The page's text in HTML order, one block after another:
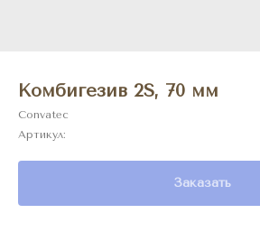
Комбигезив 2S, 70 мм
Convatec
Артикул:
Заказать